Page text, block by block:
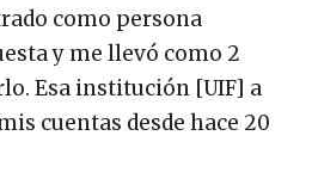
como persona
y me llevó como 2
Esa institución [UIF] a
cuentas desde hace 20